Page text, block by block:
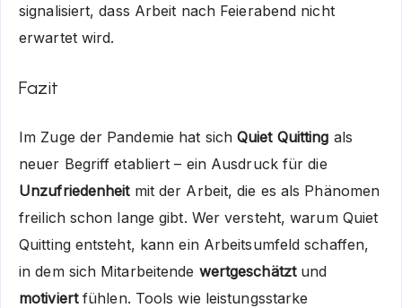
signalisiert, dass Arbeit nach Feierabend nicht
erwartet wird.
Fazit
Im Zuge der Pandemie hat sich Quiet Quitting als
neuer Begriff etabliert – ein Ausdruck für die
Unzufriedenheitmit der Arbeit, die es als Phänomen
freilich schon lange gibt. Wer versteht, warum Quiet
Quitting entsteht, kann ein Arbeitsumfeld schaffen,
in dem sich Mitarbeitende wertgeschätztund
motiviertfühlen. Tools wie leistungsstarke